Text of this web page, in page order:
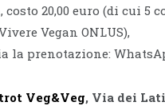
costo 20,00 euro (di cui 5
Vegan ONLUS),
la prenotazione:
Veg&Veg, Via dei